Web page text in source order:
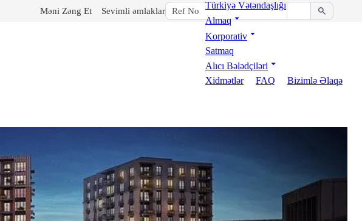
Məni Zəng Et Sevimli əmlaklar
Türkiyə Vətəndaşlığı
Almaq
Korporativ
Satmaq
Alıcı Bələdçiləri
Xidmətlər
FAQ Bizimlə Əlaqə